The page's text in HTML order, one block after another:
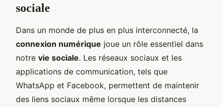
sociale
Dans un monde de plus en plus interconnecté, la
connexion numérique joue un rôle essentiel dans
notre vie sociale. Les réseaux sociaux et les
applications de communication, tels que
WhatsApp et Facebook, permettent de maintenir
des liens sociaux même lorsque les distances